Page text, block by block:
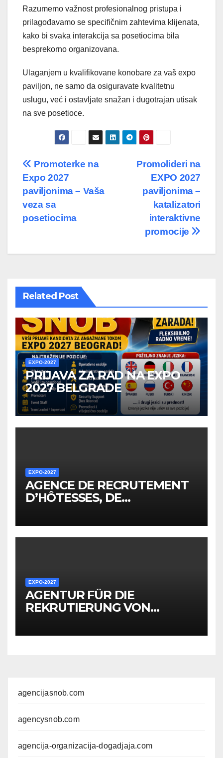
Razumemo važnost profesionalnog pristupa i
prilagođavamo se specifičnim zahtevima klijenata,
kako bi svaka interakcija sa posetiocima bila
besprekorno organizovana.
Ulaganjem u kvalifikovane konobare za vaš expo
paviljon, ne samo da osiguravate kvalitetnu
uslugu, već i ostavljate snažan i dugotrajan utisak
na sve posetioce.
Post
navigation
Promolideri na
EXPO 2027
paviljonima –
katalizatori
interaktivne
promocije
Promoterke na
Expo 2027
paviljonima – Vaša
veza sa
posetiocima
Related Post
EXPO-2027
PRIJAVA ZA RAD NA EXPO
2027 BELGRADE
EXPO-2027
AGENCE DE RECRUTEMENT
D’HÔTESSES, DE
PROMOTEURS ET D’AUTRES
EMPLOYÉS POUR LES
EXPO-2027
AGENTUR FÜR DIE
REKRUTIERUNG VON
PROMOTERN UND
agencijasnob.com
agencysnob.com
agencija-organizacija-dogadjaja.com